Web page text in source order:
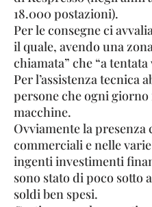
18.000 postazioni).
Per le consegne ci
il quale, avendo una
chiamata” che “a tentata
Per l’assistenza tecnica
persone che ogni
macchine.
Ovviamente la
commerciali e nelle
ingenti investimenti
sono stato di poco sotto
soldi ben spesi.